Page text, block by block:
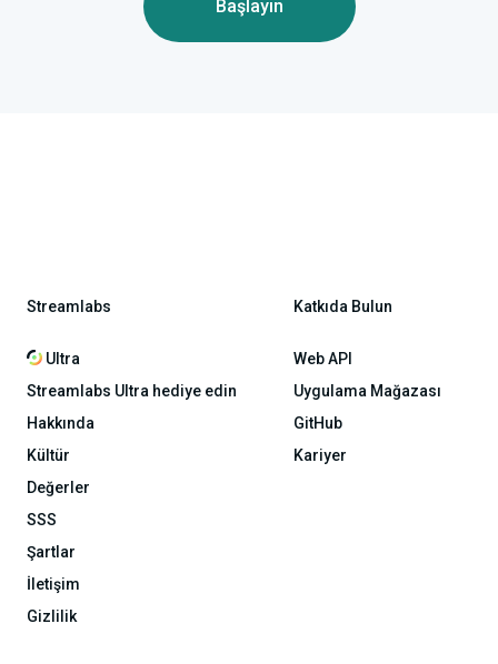
Başlayın
Streamlabs
Ultra
Streamlabs Ultra hediye edin
Hakkında
Kültür
Değerler
SSS
Şartlar
İletişim
Gizlilik
Katkıda Bulun
Web API
Uygulama Mağazası
GitHub
Kariyer